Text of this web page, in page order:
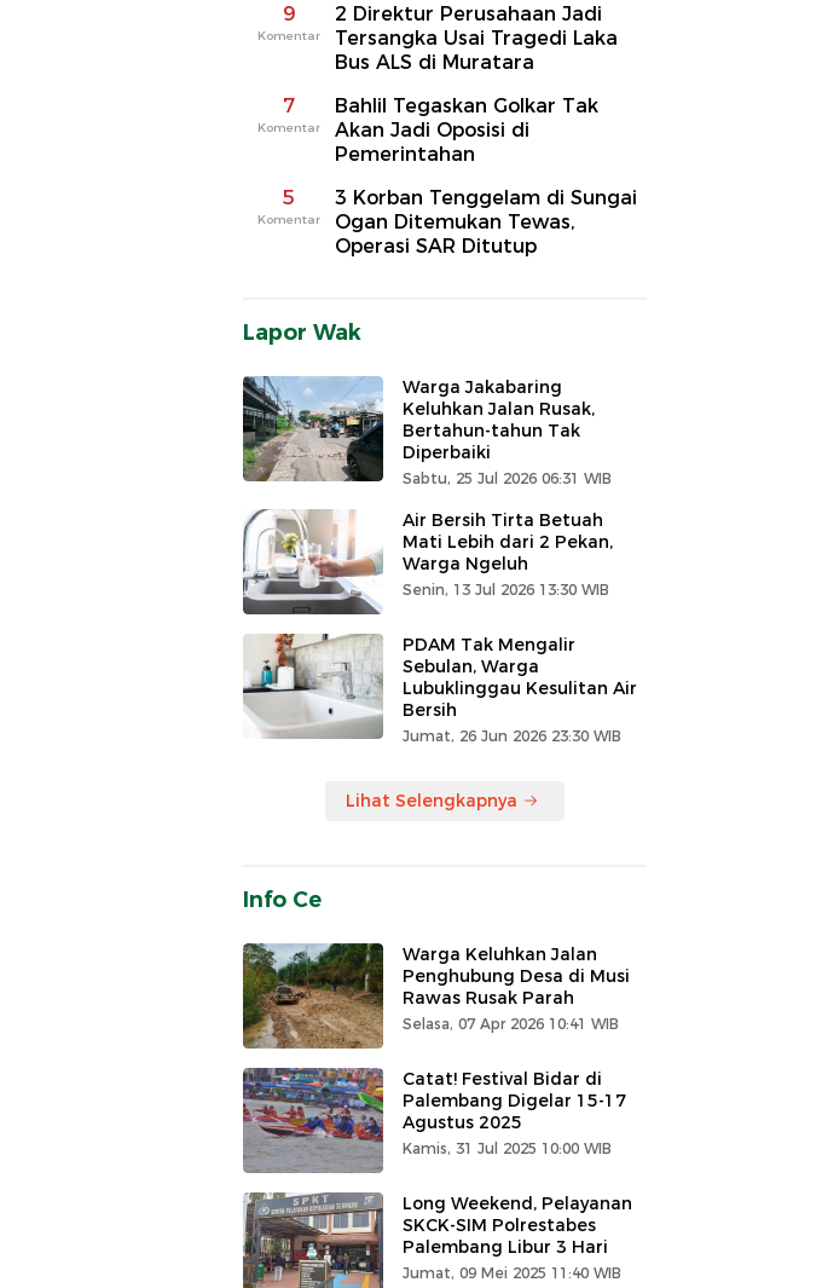
9
Komentar
2 Direktur Perusahaan Jadi
Tersangka Usai Tragedi Laka
Bus ALS di Muratara
7
Komentar
Bahlil Tegaskan Golkar Tak
Akan Jadi Oposisi di
Pemerintahan
5
Komentar
3 Korban Tenggelam di Sungai
Ogan Ditemukan Tewas,
Operasi SAR Ditutup
Lapor Wak
Warga Jakabaring
Keluhkan Jalan Rusak,
Bertahun-tahun Tak
Diperbaiki
Sabtu, 25 Jul 2026 06:31 WIB
Air Bersih Tirta Betuah
Mati Lebih dari 2 Pekan,
Warga Ngeluh
Senin, 13 Jul 2026 13:30 WIB
PDAM Tak Mengalir
Sebulan, Warga
Lubuklinggau Kesulitan Air
Bersih
Jumat, 26 Jun 2026 23:30 WIB
Lihat Selengkapnya
Info Ce
Warga Keluhkan Jalan
Penghubung Desa di Musi
Rawas Rusak Parah
Selasa, 07 Apr 2026 10:41 WIB
Catat! Festival Bidar di
Palembang Digelar 15-17
Agustus 2025
Kamis, 31 Jul 2025 10:00 WIB
Long Weekend, Pelayanan
SKCK-SIM Polrestabes
Palembang Libur 3 Hari
Jumat, 09 Mei 2025 11:40 WIB